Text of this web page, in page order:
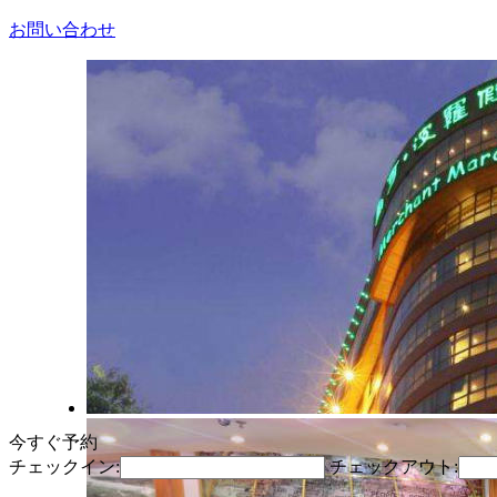
お問い合わせ
今すぐ予約
チェックイン:
チェックアウト: